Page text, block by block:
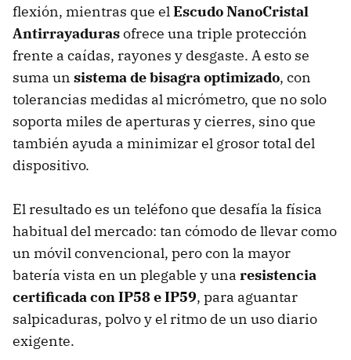
flexión, mientras que elEscudo NanoCristal
Antirrayadurasofrece una triple protección
frente a caídas, rayones y desgaste. A esto se
suma un sistema de bisagra optimizado, con
tolerancias medidas al micrómetro, que no solo
soporta miles de aperturas y cierres, sino que
también ayuda a minimizar el grosor total del
dispositivo.
El resultado es un teléfono que desafía la física
habitual del mercado: tan cómodo de llevar como
un móvil convencional, pero con la mayor
batería vista en un plegable y una resistencia
certificada con IP58 e IP59, para aguantar
salpicaduras, polvo y el ritmo de un uso diario
exigente.